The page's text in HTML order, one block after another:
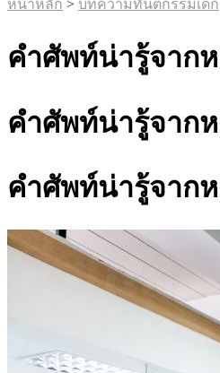
หน้าหลัก > บทความทันตกรรมเด็ก
คำศัพท์น่ารู้จาก
คำศัพท์น่ารู้จาก
คำศัพท์น่ารู้จาก